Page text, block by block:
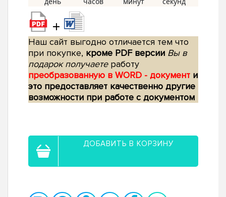
+
Наш сайт выгодно отличается тем что
при покупке, кроме PDF версии Вы в
подарок получаетеработу
преобразованную в WORD - документ и
это предоставляет качественно другие
возможности при работе с документом
ДОБАВИТЬ В КОРЗИНУ